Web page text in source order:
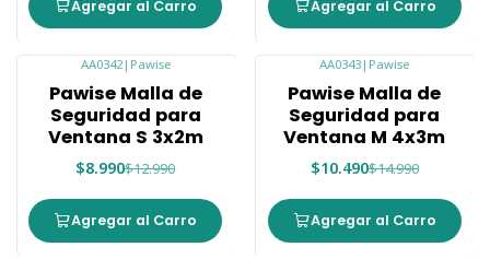
Agregar al Carro Agregar al Carro
AA0342| Pawise
Pawise Malla de
Seguridad para
Ventana S 3x2m
$8.990$12.990
Agregar al Carro
AA0343 | Pawise
Pawise Malla de
Seguridad para
Ventana M 4x3m
$10.490$14.990
Agregar al Carro